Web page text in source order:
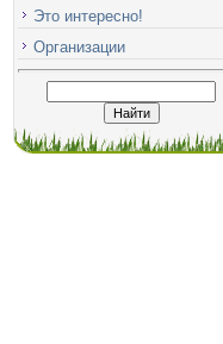
Это интересно!
Организации